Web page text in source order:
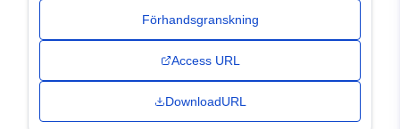
Förhandsgranskning
Access URL
DownloadURL